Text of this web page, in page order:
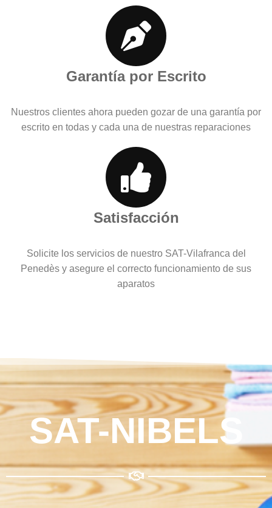
Garantía por Escrito
Nuestros clientes ahora pueden gozar de una garantía por
escrito en todas y cada una de nuestras reparaciones
Satisfacción
Solicite los servicios de nuestro SAT-Vilafranca del
Penedès y asegure el correcto funcionamiento de sus
aparatos
SAT-NIBELS